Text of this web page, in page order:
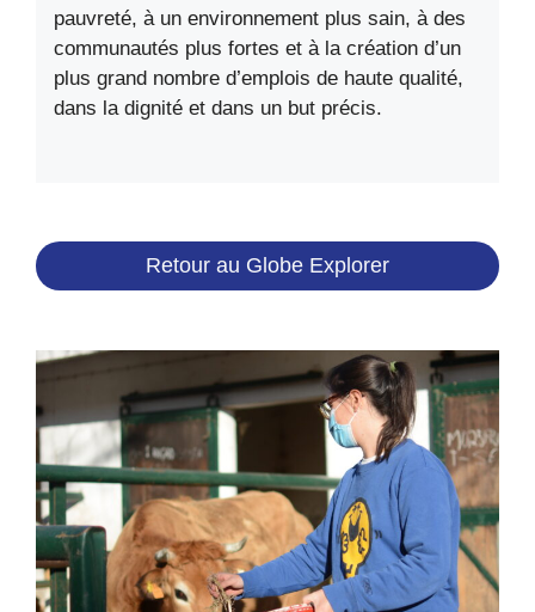
pauvreté, à un environnement plus sain, à des
communautés plus fortes et à la création d’un
plus grand nombre d’emplois de haute qualité,
dans la dignité et dans un but précis.
Retour au Globe Explorer